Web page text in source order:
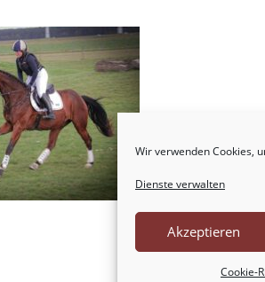
Wir verwenden Cookies,
Dienste verwalten
Akzeptieren
Cookie-